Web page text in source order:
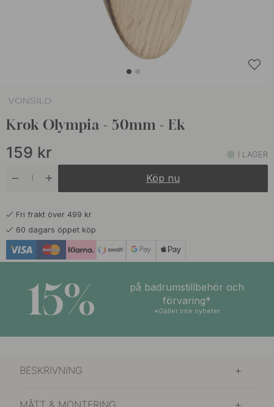
Krok Olympia - 50mm - Ek
159 kr I LAGER
Köp nu
Fri frakt över 499 kr
60 dagars öppet köp
15%
på badrumstillbehör och
förvaring*
*Gäller inte nyheter
BESKRIVNING
MÅTT & MONTERING